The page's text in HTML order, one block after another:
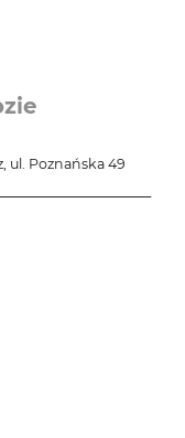
ul. Poznańska 49